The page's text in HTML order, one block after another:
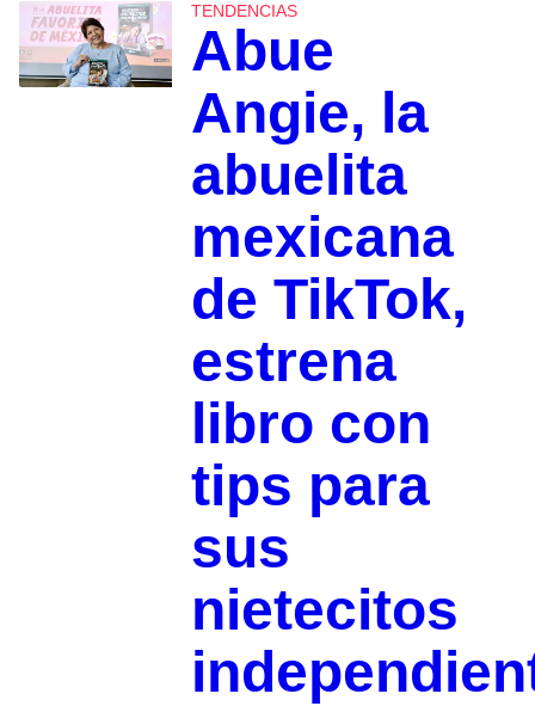
TENDENCIAS
Abue
Angie, la
abuelita
mexicana
de TikTok,
estrena
libro con
tips para
sus
nietecitos